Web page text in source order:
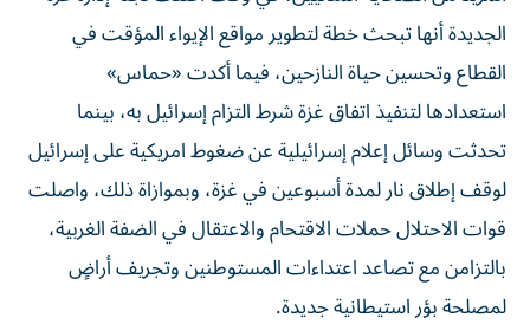
الجديدة أنها تبحث خطة لتطوير مواقع الإيواء المؤقت في
القطاع وتحسين حياة النازحين، فيما أكدت «حماس»
استعدادها لتنفيذ اتفاق غزة شرط التزام إسرائيل به، بينما
تحدثت وسائل إعلام إسرائيلية عن ضغوط امريكية على إسرائيل
لوقف إطلاق نار لمدة أسبوعين في غزة، وبموازاة ذلك، واصلت
قوات الاحتلال حملات الاقتحام والاعتقال في الضفة الغربية،
بالتزامن مع تصاعد اعتداءات المستوطنين وتجريف أراضٍ
لمصلحة بؤر استيطانية جديدة.